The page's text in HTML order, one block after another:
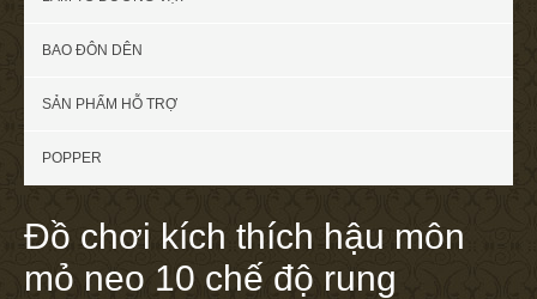
BAO ĐÔN DÊN
SẢN PHẨM HỖ TRỢ
POPPER
Đồ chơi kích thích hậu môn
mỏ neo 10 chế độ rung